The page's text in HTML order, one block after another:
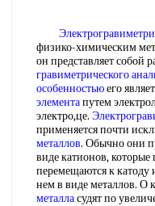
физико-химическим
он представляет собой
гравиметрического
особенностьюего
элементапутем
электро,це.
применяется почти
металлов. Обычно они
виде катионов, которые
перемещаются к катоду
нем в виде металлов. О
металласудят по